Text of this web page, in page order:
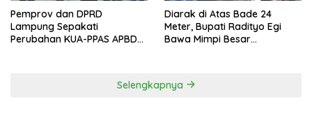
Pemprov dan DPRD
Lampung Sepakati
Perubahan KUA-PPAS APBD
Diarak di Atas Bade 24
Meter, Bupati Radityo Egi
Bawa Mimpi Besar
Selengkapnya